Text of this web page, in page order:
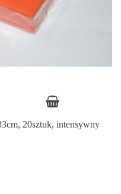
20sztuk, intensywny